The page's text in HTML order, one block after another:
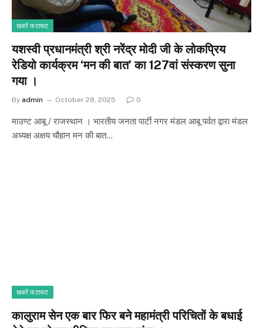
खबरें फटाफट
यशस्वी प्रधानमंत्री श्री नरेंद्र मोदी जी के लोकप्रिय
रेडियो कार्यक्रम ‘मन की बात’ का 127वां संस्करण सुना
गया ।
By admin October 28, 2025 0
माउण्ट आबू / राजस्थान । भारतीय जनता पार्टी नगर मंडल आबू पर्वत द्वारा मंडल
अध्यक्ष अक्षय चौहान मन की बात…
खबरें फटाफट
कालुराम सेन एक बार फिर बने महामंत्री परिचितों के बधाई